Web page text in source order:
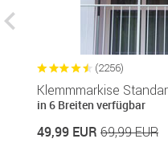
(2256)
Klemmmarkise
in 6 Breiten verfügbar
49,99 EUR 69,99 EUR